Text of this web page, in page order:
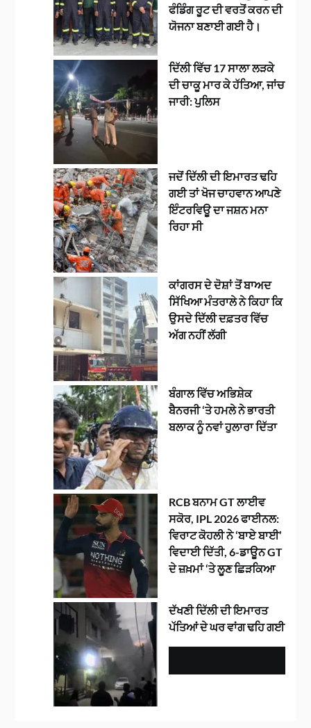
ਫੰਡਿੰਗ ਰੂਟ ਦੀ ਵਰਤੋਂ ਕਰਨ ਦੀ
ਯੋਜਨਾ ਬਣਾਈ ਗਈ ਹੈ।
ਦਿੱਲੀ ਵਿੱਚ 17 ਸਾਲਾ ਲੜਕੇ
ਦੀ ਚਾਕੂ ਮਾਰ ਕੇ ਹੱਤਿਆ, ਜਾਂਚ
ਜਾਰੀ: ਪੁਲਿਸ
ਜਦੋਂ ਦਿੱਲੀ ਦੀ ਇਮਾਰਤ ਢਹਿ
ਗਈ ਤਾਂ ਖੋਜ ਚਾਹਵਾਨ ਆਪਣੇ
ਇੰਟਰਵਿਊ ਦਾ ਜਸ਼ਨ ਮਨਾ
ਰਿਹਾ ਸੀ
ਕਾਂਗਰਸ ਦੇ ਦੋਸ਼ਾਂ ਤੋਂ ਬਾਅਦ
ਸਿੱਖਿਆ ਮੰਤਰਾਲੇ ਨੇ ਕਿਹਾ ਕਿ
ਉਸਦੇ ਦਿੱਲੀ ਦਫ਼ਤਰ ਵਿੱਚ
ਅੱਗ ਨਹੀਂ ਲੱਗੀ
ਬੰਗਾਲ ਵਿੱਚ ਅਭਿਸ਼ੇਕ
ਬੈਨਰਜੀ ‘ਤੇ ਹਮਲੇ ਨੇ ਭਾਰਤੀ
ਬਲਾਕ ਨੂੰ ਨਵਾਂ ਹੁਲਾਰਾ ਦਿੱਤਾ
RCB ਬਨਾਮ GT ਲਾਈਵ
ਸਕੋਰ, IPL 2026 ਫਾਈਨਲ:
ਵਿਰਾਟ ਕੋਹਲੀ ਨੇ ‘ਬਾਏ ਬਾਈ’
ਵਿਦਾਈ ਦਿੱਤੀ, 6-ਡਾਊਨ GT
ਦੇ ਜ਼ਖ਼ਮਾਂ ‘ਤੇ ਲੂਣ ਛਿੜਕਿਆ
ਦੱਖਣੀ ਦਿੱਲੀ ਦੀ ਇਮਾਰਤ
ਪੱਤਿਆਂ ਦੇ ਘਰ ਵਾਂਗ ਢਹਿ ਗਈ